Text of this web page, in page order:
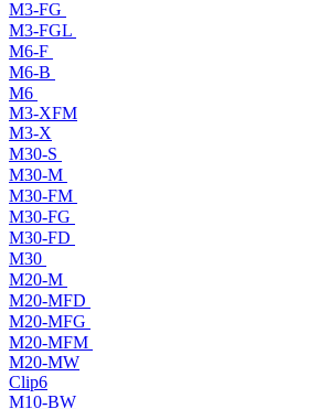
M3-FG
M3-FGL
M6-F
M6-B
M6
M3-XFM
M3-X
M30-S
M30-M
M30-FM
M30-FG
M30-FD
M30
M20-M
M20-MFD
M20-MFG
M20-MFM
M20-MW
Clip6
M10-BW